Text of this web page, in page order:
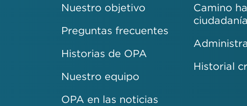
Nuestro objetivo
Preguntas frecuentes
Historias de OPA
Nuestro equipo
OPA en las noticias
Camino
ciudadanía
Historial